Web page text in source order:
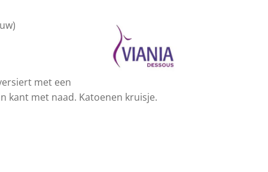
met een
kant met naad. Katoenen kruisje.